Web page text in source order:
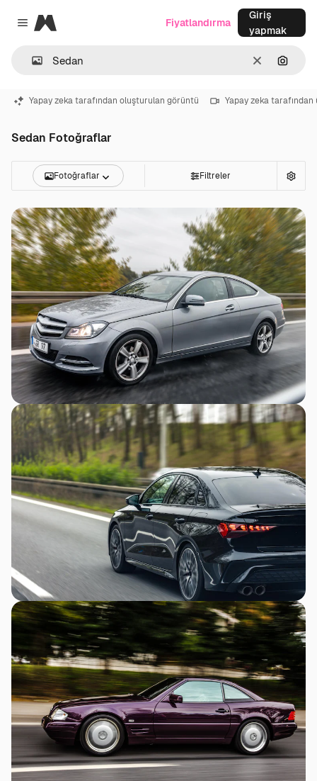
Close menu
Magnific
Temizlemek
Fiyatlandırma
Giriş
yapmak
Yapay zeka tarafından oluşturulan görüntü Yapay zeka
Sedan Fotoğraflar
Fotoğraflar Filtreler